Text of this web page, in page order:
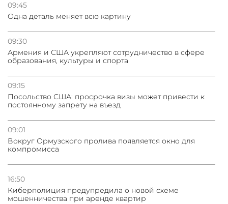
09:45
Одна деталь меняет всю картину
09:30
Армения и США укрепляют сотрудничество в сфере
образования, культуры и спорта
09:15
Посольство США: просрочка визы может привести к
постоянному запрету на въезд
09:01
Вокруг Ормузского пролива появляется окно для
компромисса
16:50
Киберполиция предупредила о новой схеме
мошенничества при аренде квартир